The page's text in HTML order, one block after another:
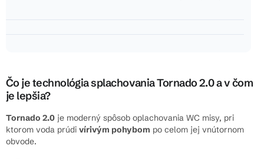
Čo je technológia splachovania Tornado 2.0 a v čom
je lepšia?
Tornado 2.0 je moderný spôsob oplachovania WC misy, pri
ktorom voda prúdi vírivým pohybom po celom jej vnútornom
obvode.